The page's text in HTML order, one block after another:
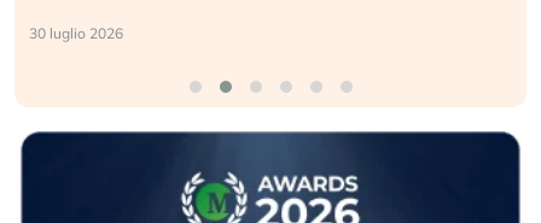
30 luglio 2026